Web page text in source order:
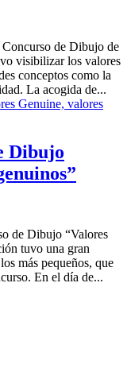
de Dibujo de
visibilizar los valores
conceptos como la
La acogida de...
Dibujo
de Dibujo “Valores
tuvo una gran
más pequeños, que
En el día de...